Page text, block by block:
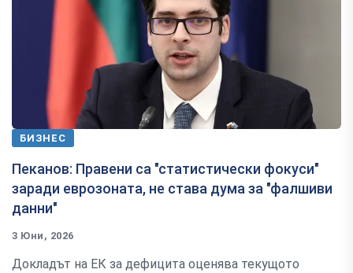
БИЗНЕС
Пеканов: Правени са "статистически фокуси"
заради еврозоната, не става дума за "фалшиви
данни"
3 Юни, 2026
Докладът на ЕК за дефицита оценява текущото